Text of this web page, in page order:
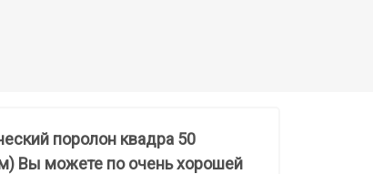
поролон квадра 50
Вы можете по очень хорошей